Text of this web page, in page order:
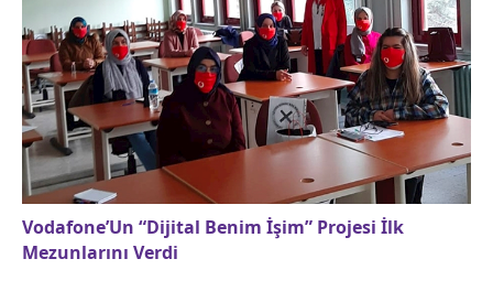
Vodafone’Un “Dijital Benim İşim” Projesi İlk
Mezunlarını Verdi